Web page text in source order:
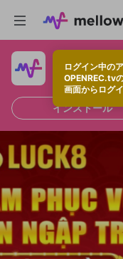
ログイン中の
OPENREC.tv
画面からログ
快適に視聴す
インストール